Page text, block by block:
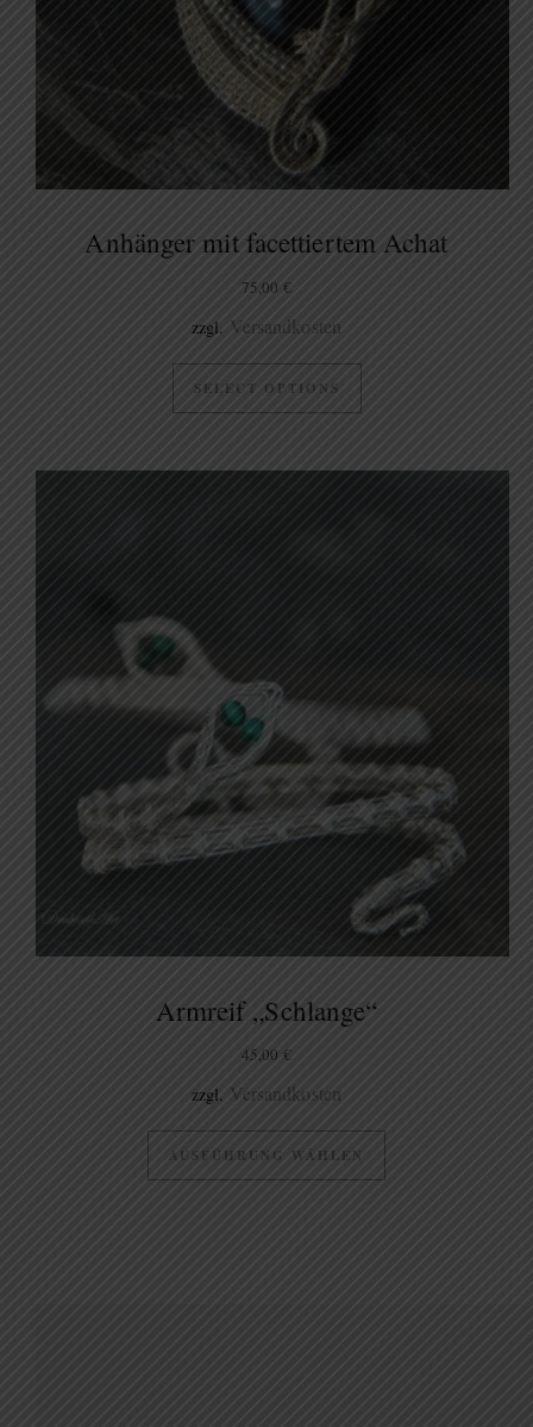
Anhänger mit facettiertem Achat
75,00€
zzgl. Versandkosten
SELECT OPTIONS
Armreif „Schlange“
45,00 €
zzgl. Versandkosten
AUSFÜHRUNG WÄHLEN